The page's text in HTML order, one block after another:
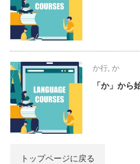
か行, か
「か」から
トップページに戻る